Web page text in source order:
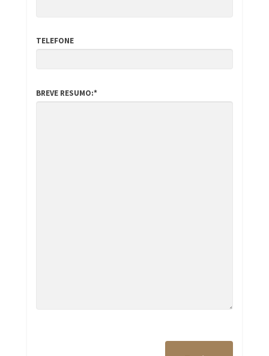
TELEFONE
BREVE RESUMO:*